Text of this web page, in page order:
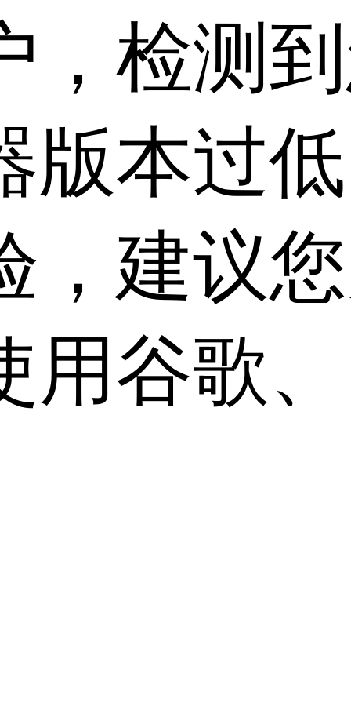
，检测
版本过
，建议
用谷歌